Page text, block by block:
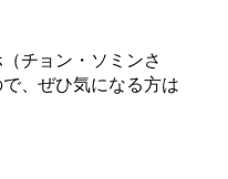
チョン・ソミンさ
、ぜひ気になる方は